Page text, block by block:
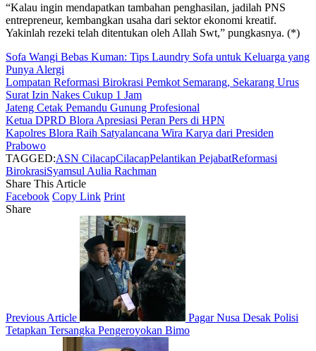
“Kalau ingin mendapatkan tambahan penghasilan, jadilah PNS
entrepreneur, kembangkan usaha dari sektor ekonomi kreatif.
Yakinlah rezeki telah ditentukan oleh Allah Swt,” pungkasnya. (*)
Sofa Wangi Bebas Kuman: Tips Laundry Sofa untuk Keluarga yang
Punya Alergi
Lompatan Reformasi Birokrasi Pemkot Semarang, Sekarang Urus
Surat Izin Nakes Cukup 1 Jam
Jateng Cetak Pemandu Gunung Profesional
Ketua DPRD Blora Apresiasi Peran Pers di HPN
Kapolres Blora Raih Satyalancana Wira Karya dari Presiden
Prabowo
TAGGED:ASN CilacapCilacapPelantikan PejabatReformasi
BirokrasiSyamsul Aulia Rachman
Share This Article
Facebook Copy Link Print
Share
Previous Article
Pagar Nusa Desak Polisi
Tetapkan Tersangka Pengeroyokan Bimo